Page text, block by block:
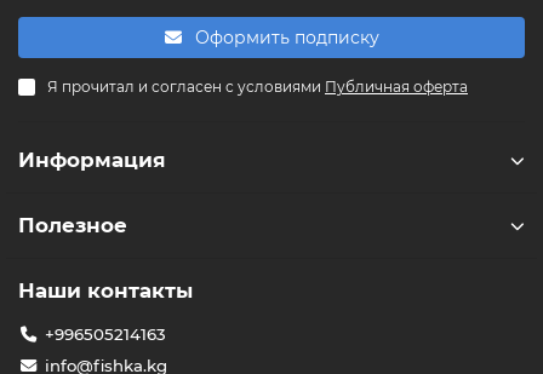
Оформить подписку
Я прочитал и согласен с условиями Публичная оферта
Информация
Полезное
Наши контакты
+996505214163
info@fishka.kg
Чем можем помочь?